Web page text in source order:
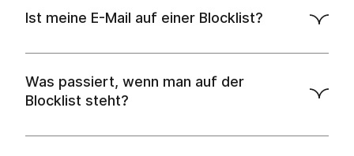
Ist meine E-Mail auf einer Blocklist?
IP Blocklist Check
durchführen
Was passiert, wenn man auf der
Blocklist steht?